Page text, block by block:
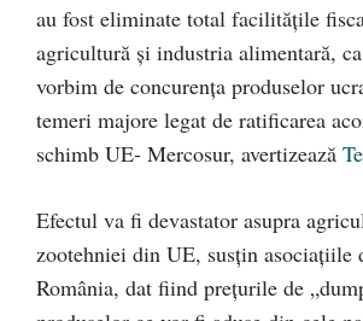
au fost eliminate total facilitățile
agricultură și industria alimentară,
vorbim de concurența produselor
temeri majore legat de ratificarea
schimb UE- Mercosur, avertizează
Efectul va fi devastator asupra
zootehniei din UE, susțin asociațiile
România, dat fiind prețurile de